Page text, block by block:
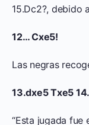
15.Dc2?, debido
12… Cxe5!
Las negras
13.dxe5 Txe5
“Esta jugada